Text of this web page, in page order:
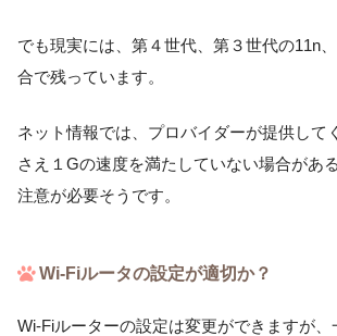
でも現実には、第４世代、第３世代の11n
合で残っています。
ネット情報では、プロバイダーが提供して
さえ１Gの速度を満たしていない場合があ
注意が必要そうです。
Wi-Fiルータの設定が適切か？
Wi-Fiルーターの設定は変更ができますが、